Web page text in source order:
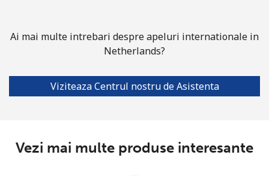
Ai mai multe intrebari despre apeluri internationale in
Netherlands?
Viziteaza Centrul nostru de Asistenta
Vezi mai multe produse interesante